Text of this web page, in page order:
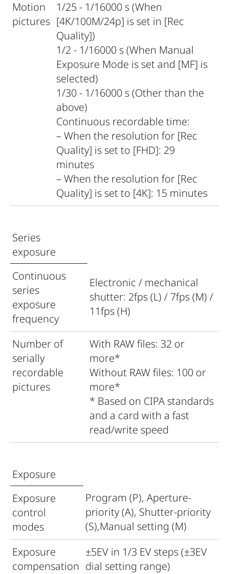
Motion
pictures
1/25 - 1/16000 s (When
[4K/100M/24p] is set in [Rec
Quality])
1/2 - 1/16000 s (When Manual
Exposure Mode is set and [MF] is
selected)
1/30 - 1/16000 s (Other than the
above)
Continuous recordable time:
– When the resolution for [Rec
Quality] is set to [FHD]: 29
minutes
– When the resolution for [Rec
Quality] is set to [4K]: 15 minutes
Series
exposure
Continuous
series
exposure
frequency
Electronic / mechanical
shutter: 2fps (L) / 7fps (M) /
11fps (H)
Number of
serially
recordable
pictures
With RAW files: 32 or
more*
Without RAW files: 100 or
more*
* Based on CIPA standards
and a card with a fast
read/write speed
Exposure
Exposure
control
modes
Program (P), Aperture-
priority (A), Shutter-priority
(S),Manual setting (M)
Exposure
compensation
±5EV in 1/3 EV steps (±3EV
dial setting range)